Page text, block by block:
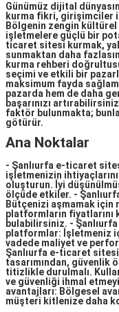
Günümüz dijital
kurma fikri, girişimciler
Bölgenin zengin kültürel
işletmelere güçlü bir
ticaret sitesi kurmak,
sunmaktan daha
kurma rehberi
seçimi ve etkili bir
maksimum fayda
pazarda hem de daha
başarınızı
faktör bulunmakta;
götürür.
Ana Noktalar
- Şanlıurfa e-ticaret
işletmenizin
oluşturun. İyi
ölçüde etkiler. -
Bütçenizi aşmamak için
platformların fiyatlarını
bulabilirsiniz. -
platformlar: İşletmeniz
vadede maliyet ve
Şanlıurfa e-ticaret
tasarımından, güvenlik
titizlikle durulmalı.
ve güvenliği ihmal
avantajları: Bölgesel
müşteri kitlenize daha